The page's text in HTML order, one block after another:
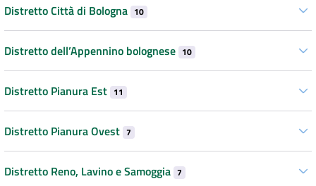
Distretto Città di Bologna 10
Distretto dell’Appennino bolognese 10
Distretto Pianura Est 11
Distretto Pianura Ovest 7
Distretto Reno, Lavino e Samoggia 7